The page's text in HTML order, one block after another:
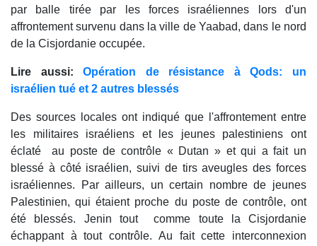
par balle tirée par les forces israéliennes lors d'un
affrontement survenu dans la ville de Yaabad, dans le nord
de la Cisjordanie occupée.
Lire aussi:Opération de résistance à Qods: un
israélien tué et 2 autres blessés
Des sources locales ont indiqué que l'affrontement entre
les militaires israéliens et les jeunes palestiniens ont
éclaté au poste de contrôle « Dutan » et qui a fait un
blessé à côté israélien, suivi de tirs aveugles des forces
israéliennes. Par ailleurs, un certain nombre de jeunes
Palestinien, qui étaient proche du poste de contrôle, ont
été blessés. Jenin tout comme toute la Cisjordanie
échappant à tout contrôle. Au fait cette interconnexion